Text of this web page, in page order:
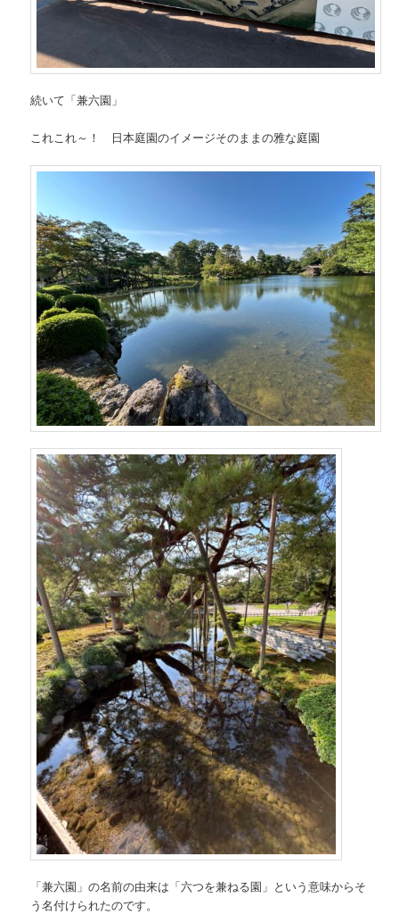
続いて「兼六園」
これこれ～！ 日本庭園のイメージそのままの雅な庭園
「兼六園」の名前の由来は「六つを兼ねる園」という意味からそ
う名付けられたのです。